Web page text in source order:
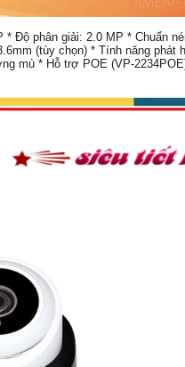
* Độ phân giải: 2.0 MP * Chuẩn
(tùy chọn) * Tính năng phát
mù * Hỗ trợ POE (VP-